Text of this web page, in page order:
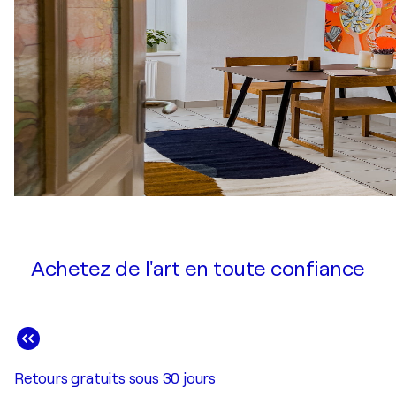
Achetez de l'art en toute confiance
Retours gratuits sous 30 jours